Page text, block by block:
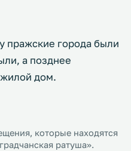
пражские города были
а позднее
дом.
которые находятся
ратуша».